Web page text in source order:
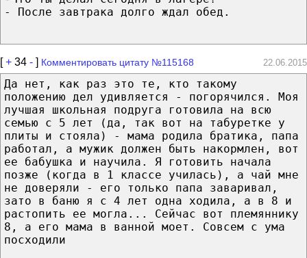
- После завтрака долго ждал обед.
[+ 34 - ] Комментировать цитату №115168 22.06.2015
Да нет, как раз это те, кто такому
положению дел удивляется - погорячился. Моя
лучшая школьная подруга готовила на всю
семью с 5 лет (да, так вот на табуретке у
плиты и стояла) - мама родила братика, папа
работал, а мужик должен быть накормлен, вот
ее бабушка и научила. Я готовить начала
позже (когда в 1 классе училась), а чай мне
не доверяли - его только папа заваривал,
зато в баню я с 4 лет одна ходила, а в 8 и
растопить ее могла... Сейчас вот племяннику
8, а его мама в ванной моет. Совсем с ума
посходили